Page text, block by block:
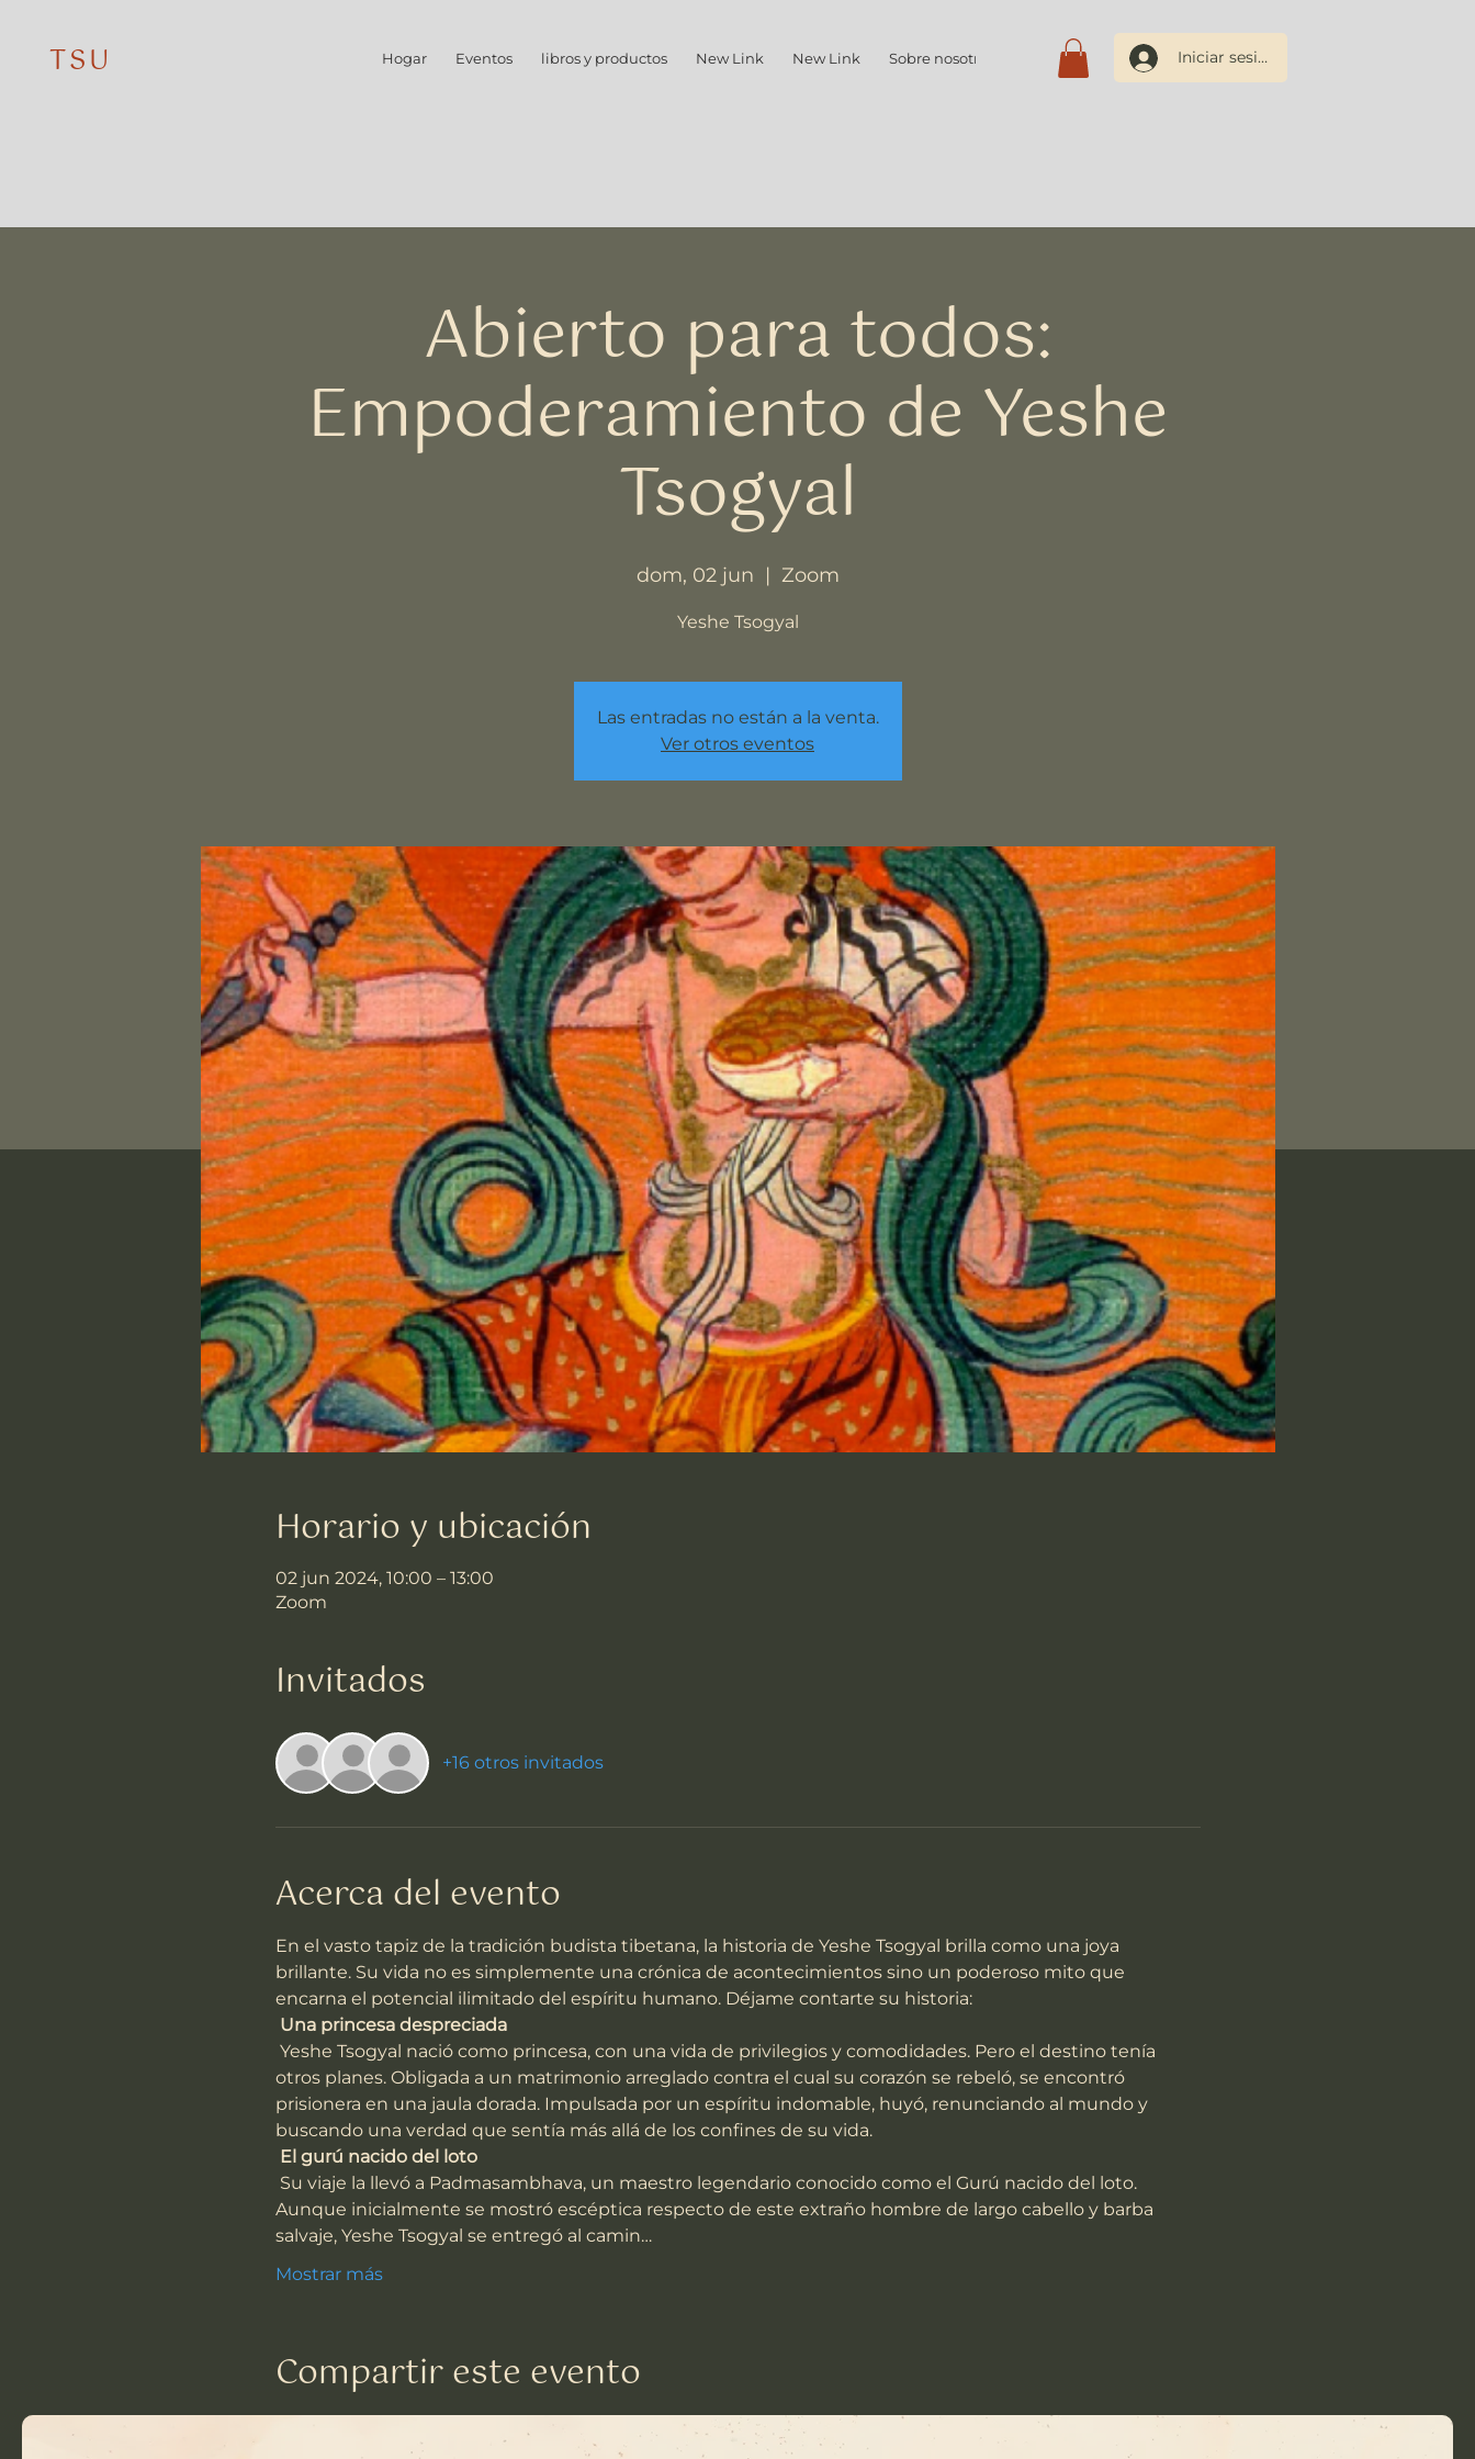
TSU Hogar Eventos libros y productos New Link New Link Sobre nosotros Contacto Iniciar sesión
Abierto para todos:
Empoderamiento de Yeshe
Tsogyal
dom, 02 jun
  |
Zoom
Yeshe Tsogyal
Las entradas no están a la venta.
Ver otros eventos
Horario y ubicación
02 jun 2024, 10:00 – 13:00
Zoom
Invitados
+16 otros invitados
Acerca del evento
En el vasto tapiz de la tradición budista tibetana, la historia de Yeshe Tsogyal brilla como una joya
brillante. Su vida no es simplemente una crónica de acontecimientos sino un poderoso mito que
encarna el potencial ilimitado del espíritu humano. Déjame contarte su historia:
Una princesa despreciada
otros planes. Obligada a un matrimonio arreglado contra el cual su corazón se rebeló, se encontró
prisionera en una jaula dorada. Impulsada por un espíritu indomable, huyó, renunciando al mundo y
buscando una verdad que sentía más allá de los confines de su vida.
El gurú nacido del loto
Aunque inicialmente se mostró escéptica respecto de este extraño hombre de largo cabello y barba
salvaje, Yeshe Tsogyal se entregó al camin…
Mostrar más
Compartir este evento